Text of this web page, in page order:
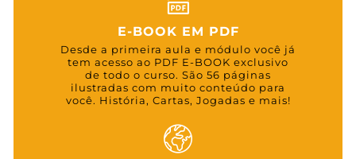
E-BOOK EM PDF
Desde a primeira aula e módulo você já
tem acesso ao PDF E-BOOK exclusivo
de todo o curso. São 56 páginas
ilustradas com muito conteúdo para
você. História, Cartas, Jogadas e mais!